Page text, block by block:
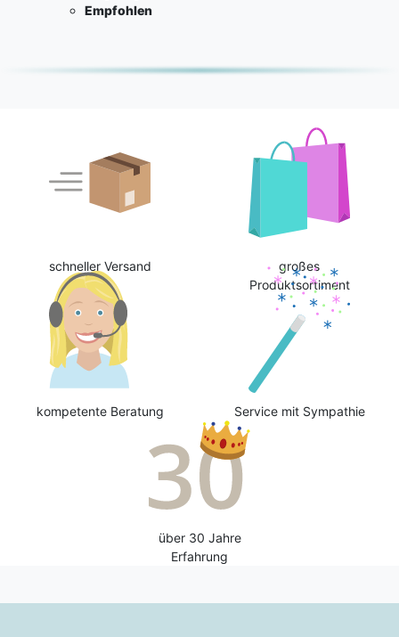
Empfohlen
schneller Versand
großes
Produktsortiment
kompetente Beratung Service mit Sympathie
über 30 Jahre
Erfahrung